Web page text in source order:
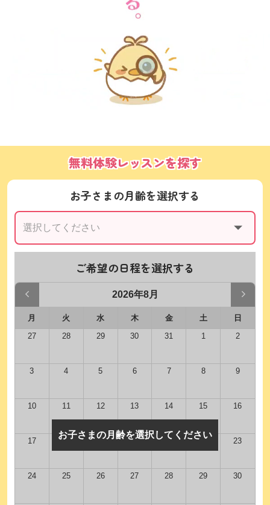
無料体験レッスンを探す
お子さまの月齢を選択する
ご希望の日程を選択する
2026年8月
月 火 水 木 金 土
日
27
28 29 30 31 1 2
3 4 5 6 7 8 9
10 11 12 13 14 15 16
17 18 19 20 21 22 23
24 25 26 27 28 29 30
お子さまの月齢を選択してください